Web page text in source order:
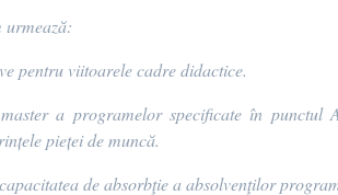
urmează:
pentru viitoarele cadre didactice.
a programelor specificate în punctul
pieței de muncă.
de absorbţie a absolvenţilor